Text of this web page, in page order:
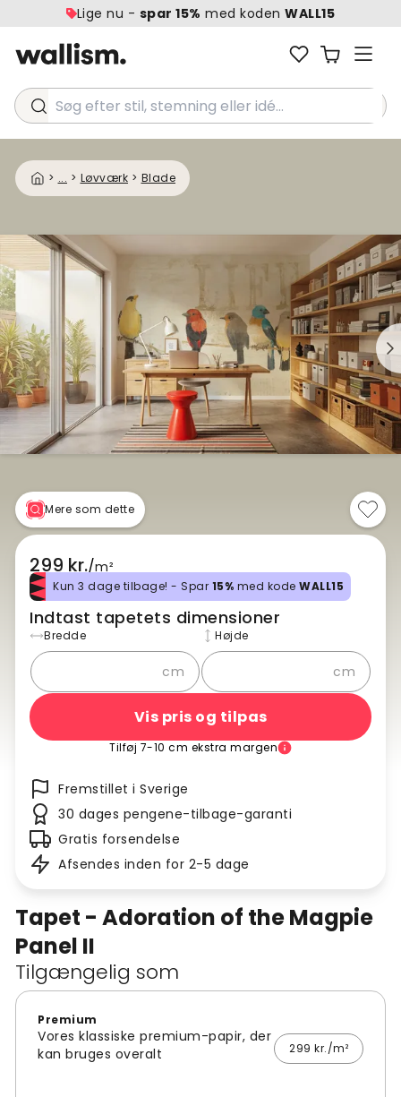
Lige nu - spar 15% med kodenWALL15
Søg efter stil, stemning eller idé...
> ... > Løvværk > Blade
Tapet - Adoration of the Magpie
Panel II
Tilgængelig som
Premium
Vores klassiske premium-papir, der
kan bruges overalt
299 kr./m²
Mere som dette
299 kr./m²
Kun 3 dage tilbage! - Spar 15% med kode WALL15
Indtast tapetets dimensioner
Bredde
cm
Højde
cm
Vis pris og tilpas
Tilføj 7-10 cm ekstra margen
Fremstillet i Sverige
30 dages pengene-tilbage-garanti
Gratis forsendelse
Afsendes inden for 2-5 dage